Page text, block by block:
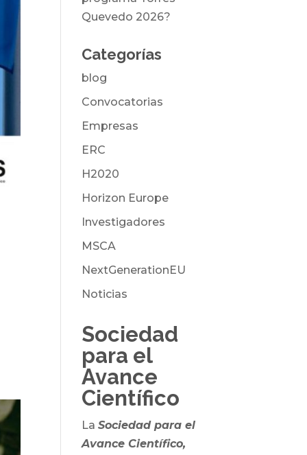
Quevedo 2026?
Categorías
blog
Convocatorias
Empresas
ERC
H2020
Horizon Europe
Investigadores
MSCA
NextGenerationEU
Noticias
Sociedad
para el
Avance
Científico
LaSociedad para el
Avance Científico,